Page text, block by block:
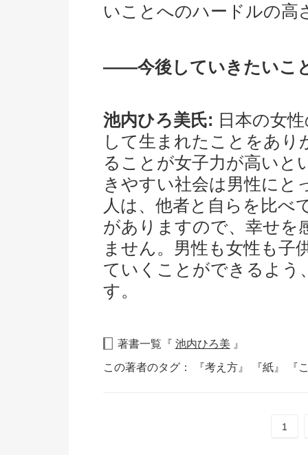
いことへのハードルの高
――今後していきたいこ
池内ひろ美氏: 日本の女
して生まれたことをあり
ることが女子力が高いと
きやすい社会は男性にと
人は、他者と自らを比べ
がありますので、幸せを
ません。男性も女性も子
ていくことができるよう
す。
著書一覧『 池内ひろ美 』
この著者のタグ：
『考え方』 『紙』 『
1